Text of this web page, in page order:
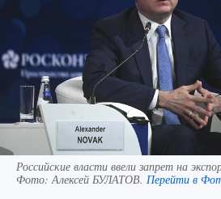
Российские власти ввели запрет на
Фото: Алексей БУЛАТОВ. Перейти в